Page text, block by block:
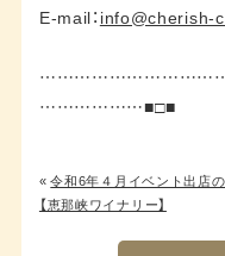
E-mail： info@cherish-
………………■□■
«令和6年４月イベント出店
【恵那峡ワイナリー】